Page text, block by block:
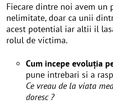
Fiecare dintre noi avem un
nelimitate, doar ca unii
acest potential iar altii il
rolul de victima.
Cum incepe evoluția
pune intrebari si a
Ce vreau de la viata
doresc ?